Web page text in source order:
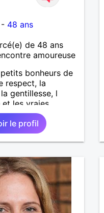
- 48 ans
de 48 ans
amoureuse
bonheurs de
respect, la
gentillesse, l
les vraies
le profil